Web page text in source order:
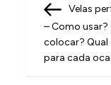
a
v
e
Post
Velas
– Como usar?
colocar? Qual
para cada